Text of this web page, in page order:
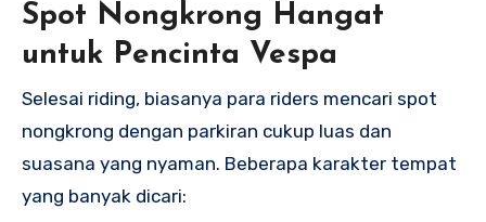
Spot Nongkrong Hangat
untuk Pencinta Vespa
Selesai riding, biasanya para riders mencari spot
nongkrong dengan parkiran cukup luas dan
suasana yang nyaman. Beberapa karakter tempat
yang banyak dicari: